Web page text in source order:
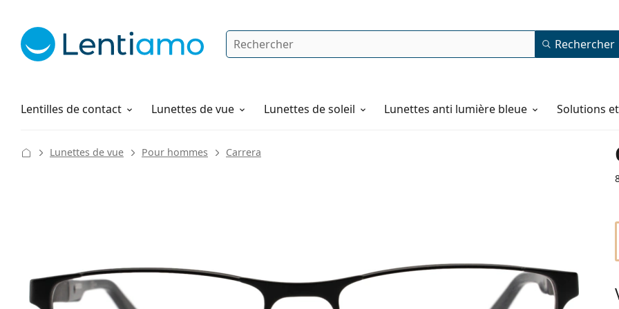
Rechercher Rechercher
Lentilles de contact
Produits d'entretien Lunettes de vue Lunettes de soleil Lunettes anti lumière bleue Solutions
Comment commander
Lunettes de vue Pour hommes Carrera